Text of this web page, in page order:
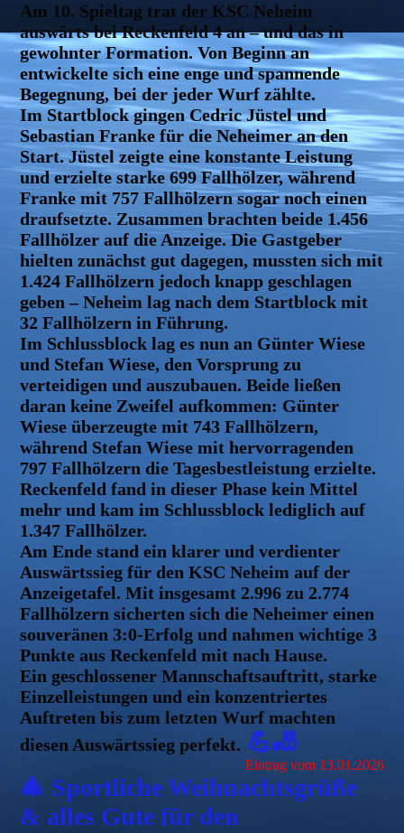
Am 10. Spieltag trat der KSC Neheim
auswärts bei Reckenfeld 4 an – und das in
gewohnter Formation. Von Beginn an
entwickelte sich eine enge und spannende
Begegnung, bei der jeder Wurf zählte.
Im Startblock gingen Cedric Jüstel und
Sebastian Franke für die Neheimer an den
Start. Jüstel zeigte eine konstante Leistung
und erzielte starke 699 Fallhölzer, während
Franke mit 757 Fallhölzern sogar noch einen
draufsetzte. Zusammen brachten beide 1.456
Fallhölzer auf die Anzeige. Die Gastgeber
hielten zunächst gut dagegen, mussten sich mit
1.424 Fallhölzern jedoch knapp geschlagen
geben – Neheim lag nach dem Startblock mit
32 Fallhölzern in Führung.
Im Schlussblock lag es nun an Günter Wiese
und Stefan Wiese, den Vorsprung zu
verteidigen und auszubauen. Beide ließen
daran keine Zweifel aufkommen: Günter
Wiese überzeugte mit 743 Fallhölzern,
während Stefan Wiese mit hervorragenden
797 Fallhölzern die Tagesbestleistung erzielte.
Reckenfeld fand in dieser Phase kein Mittel
mehr und kam im Schlussblock lediglich auf
1.347 Fallhölzer.
Am Ende stand ein klarer und verdienter
Auswärtssieg für den KSC Neheim auf der
Anzeigetafel. Mit insgesamt 2.996 zu 2.774
Fallhölzern sicherten sich die Neheimer einen
souveränen 3:0-Erfolg und nahmen wichtige 3
Punkte aus Reckenfeld mit nach Hause.
Ein geschlossener Mannschaftsauftritt, starke
Einzelleistungen und ein konzentriertes
Auftreten bis zum letzten Wurf machten
diesen Auswärtssieg perfekt. 💪🎳
Eintrag vom 13.01.2026
🎄 Sportliche Weihnachtsgrüße
& alles Gute für den